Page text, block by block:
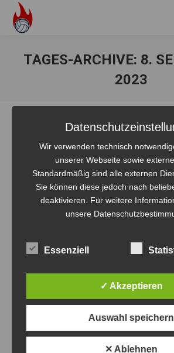
TAGES-ARCHIVE: 8.
2023
Zwei Bombas zu Gast bei
Volleyballern aus
über 20 Teams am Wolletzsee in
man im Rallye-Modus um einen, dann
Punkte spielt. Am Ende reichte es für
im oberen Drittel und viele tolle Spiele.
Wir verwenden technisch
unserer Webseite sowie
Standardmäßig sind alle externen
Sie können diese jedoch nach
deaktivieren. Für weitere
unsere
Essenziell
✓ Akzeptieren
Auswahl speichern
✕ Ablehnen